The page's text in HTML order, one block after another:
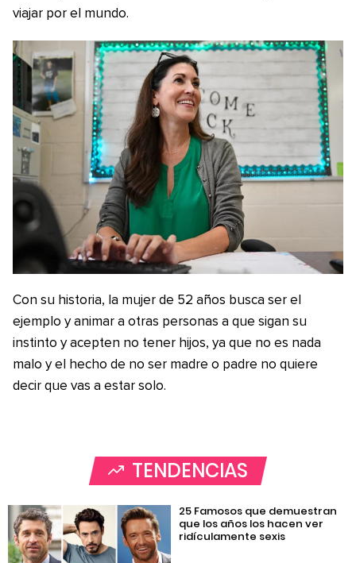
viajar por el mundo.
Con su historia, la mujer de 52 años busca ser el
ejemplo y animar a otras personas a que sigan su
instinto y acepten no tener hijos, ya que no es nada
malo y el hecho de no ser madre o padre no quiere
decir que vas a estar solo.
TENDENCIAS
25 Famosos que demuestran
que los años los hacen ver
ridículamente sexis